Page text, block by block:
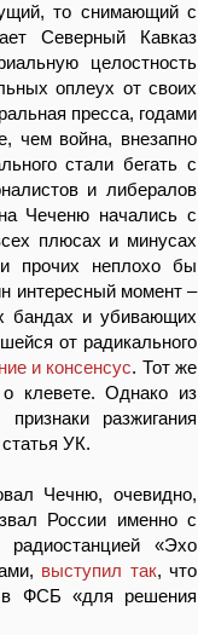
то снимающий с
Северный Кавказ
целостность
оплеух от своих
пресса, годами
чем война, внезапно
стали бегать с
и либералов
Чеченю начались с
плюсах и минусах
прочих неплохо бы
интересный момент –
бандах и убивающих
от радикального
и консенсус. Тот же
клевете. Однако из
разжигания
УК.
Чечню, очевидно,
России именно с
«Эхо
выступил так, что
в ФСБ «для решения